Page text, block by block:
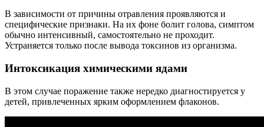
В зависимости от причины отравления проявляются и
специфические признаки. На их фоне болит голова, симптом
обычно интенсивный, самостоятельно не проходит.
Устраняется только после вывода токсинов из организма.
Интоксикация химическими ядами
В этом случае поражение также нередко диагностируется у
детей, привлеченных ярким оформлением флаконов.